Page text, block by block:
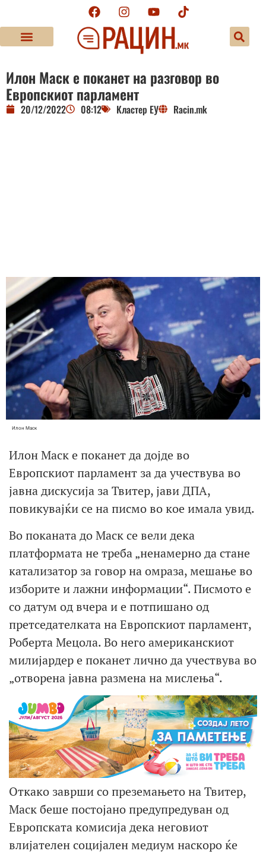
Илон Маск е поканет на разговор во
Европскиот парламент
20/12/2022 08:12 Кластер ЕУ Racin.mk
Илон Маск
Илон Маск е поканет да дојде во
Европскиот парламент за да учествува во
јавна дискусија за Твитер, јави ДПА,
повикувајќи се на писмо во кое имала увид.
Во поканата до Маск се вели дека
платформата не треба „ненамерно да стане
катализатор за говор на омраза, мешање во
изборите и лажни информации“. Писмото е
со датум од вчера и е потпишано од
претседателката на Европскиот парламент,
Роберта Мецола. Во него американскиот
милијардер е поканет лично да учествува во
„отворена јавна размена на мислења“.
Откако заврши со преземањето на Твитер,
Маск беше постојано предупредуван од
Европската комисија дека неговиот
влијателен социјален медиум наскоро ќе